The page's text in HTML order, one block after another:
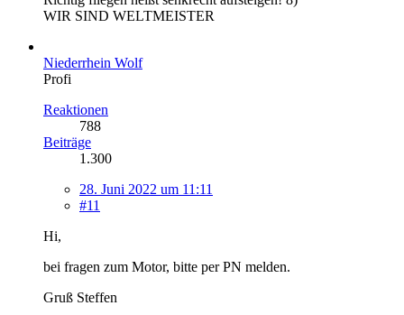
WIR SIND WELTMEISTER
Niederrhein Wolf
Profi
Reaktionen
788
Beiträge
1.300
28. Juni 2022 um 11:11
#11
Hi,
bei fragen zum Motor, bitte per PN melden.
Gruß Steffen